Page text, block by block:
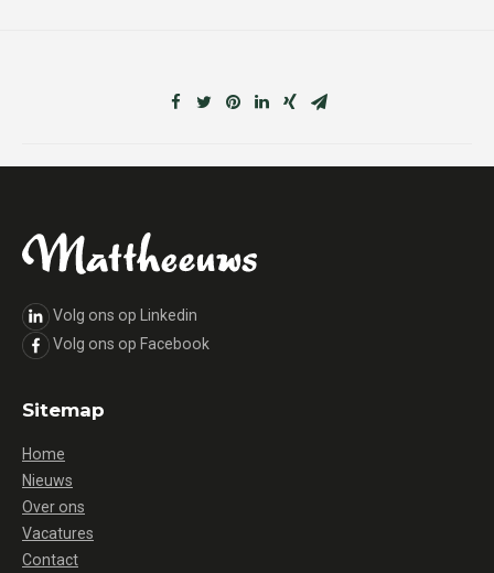
Volg ons op Linkedin
Volg ons op Facebook
Sitemap
Home
Nieuws
Over ons
Vacatures
Contact